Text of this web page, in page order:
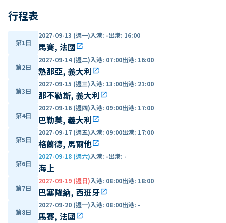
行程表
第1日
2027-09-13 (週一)入港: -出港: 16:00
馬賽, 法國open_in_new
第2日
2027-09-14 (週二)入港: 07:00出港: 16:00
熱那亞, 義大利open_in_new
第3日
2027-09-15 (週三)入港: 13:00出港: 21:00
那不勒斯, 義大利open_in_new
第4日
2027-09-16 (週四)入港: 09:00出港: 17:00
巴勒莫, 義大利open_in_new
第5日
2027-09-17 (週五)入港: 09:00出港: 17:00
格蘭德, 馬爾他open_in_new
第6日
2027-09-18 (週六)入港: -出港: -
海上
第7日
2027-09-19 (週日)入港: 08:00出港: 18:00
巴塞隆納, 西班牙open_in_new
第8日
2027-09-20 (週一)入港: 08:00出港: -
馬賽, 法國open_in_new